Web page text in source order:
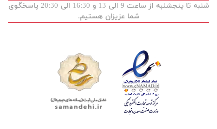
شنبه تا پنجشنبه از ساعت 9 الی 13 و 16:30 الی 20:30 پاسخگوی
شما عزیزان هستیم.